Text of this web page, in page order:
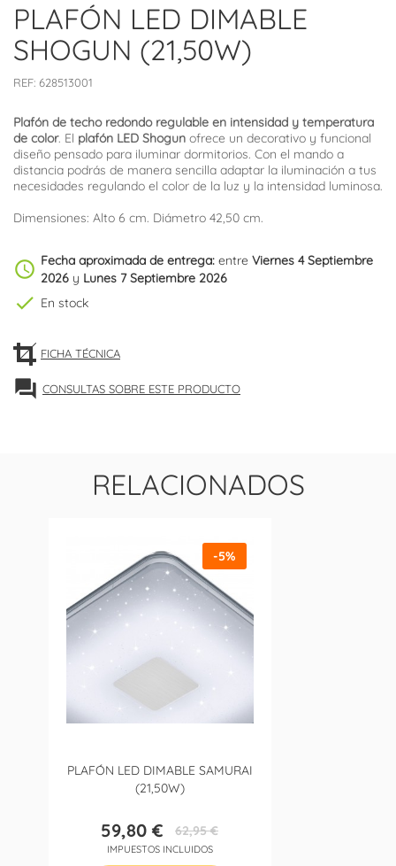
PLAFÓN LED DIMABLE
SHOGUN (21,50W)
REF: 628513001
Plafón de techo redondo regulable en intensidad y temperatura
de color. El plafón LED Shogun ofrece un decorativo y funcional
diseño pensado para iluminar dormitorios. Con el mando a
distancia podrás de manera sencilla adaptar la iluminación a tus
necesidades regulando el color de la luz y la intensidad luminosa.
Dimensiones: Alto 6 cm. Diámetro 42,50 cm.
schedule Fecha aproximada de entrega: entre Viernes 4 Septiembre
2026 y Lunes 7 Septiembre 2026
check En stock
FICHA TÉCNICA
forum CONSULTAS SOBRE ESTE PRODUCTO
RELACIONADOS
PLAFÓN LED DIMABLE SAMURAI
(21,50W)
Precio
59,80 €Precio
base
62,95 €
IMPUESTOS INCLUIDOS
-5%